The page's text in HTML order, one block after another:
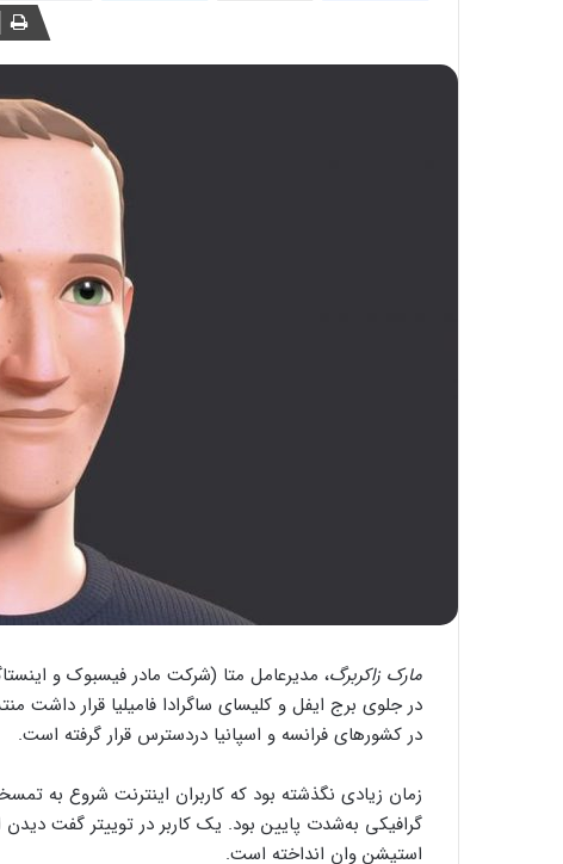
مارک زاکربرگ، مدیرعامل متا (شرکت مادر فیسبوک و
در کشورهای فرانسه و اسپانیا دردسترس قرار گرفته است.
زمان زیادی نگذشته بود که کاربران اینترنت شروع‌ به
استیشن وان انداخته است.